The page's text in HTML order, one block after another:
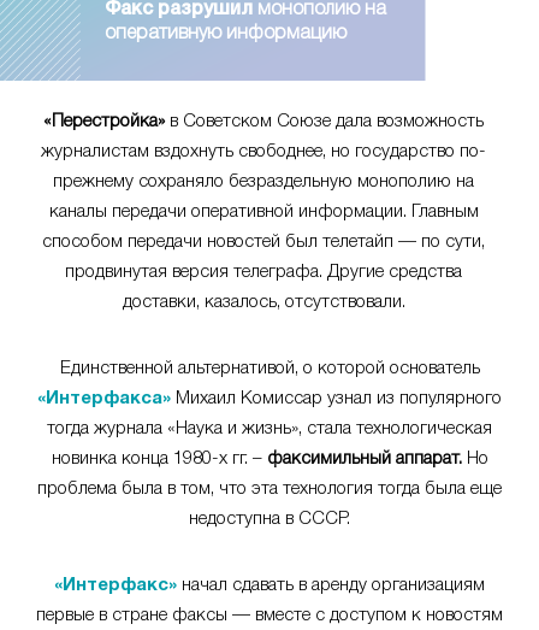
Факс разрушил
монополию на
оперативную информацию
«Перестройка»в Советском Союзе дала возможность
журналистам вздохнуть свободнее, но государство по-
прежнему сохраняло безраздельную монополию на
каналы передачи оперативной информации. Главным
способом передачи новостей был телетайп — по сути,
продвинутая версия телеграфа. Другие средства
доставки, казалось, отсутствовали.
Единственной альтернативой, о которой основатель
«Интерфакса» Михаил Комиссар узнал из популярного
тогда журнала «Наука и жизнь», стала технологическая
новинка конца 1980-х гг. – факсимильный аппарат.Но
проблема была в том, что эта технология тогда была еще
недоступна в СССР.
«Интерфакс» начал сдавать в аренду организациям
первые в стране факсы — вместе с доступом к новостям